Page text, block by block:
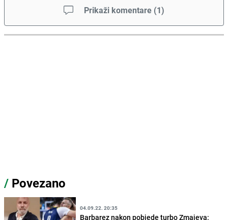
Prikaži komentare (1)
/ Povezano
04.09.22. 20:35
Barbarez nakon pobjede turbo Zmajeva: